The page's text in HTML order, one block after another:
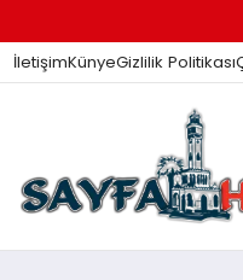
İletişimKünyeGizlilik Politikası